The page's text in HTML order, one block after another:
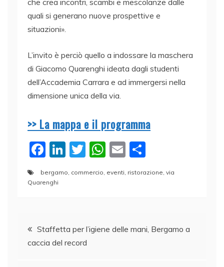
che crea incontri, scambi e mescolanze dalle
quali si generano nuove prospettive e
situazioni».
L’invito è perciò quello a indossare la maschera
di Giacomo Quarenghi ideata dagli studenti
dell’Accademia Carrara e ad immergersi nella
dimensione unica della via.
>> La mappa e il programma
F
c
o
o
Li
k
n
T
w
W
p
E
m
o
di
bergamo, commercio, eventi, ristorazione, via
Quarenghi
Navigazione
articoli
Staffetta per l’igiene delle mani, Bergamo a
caccia del record